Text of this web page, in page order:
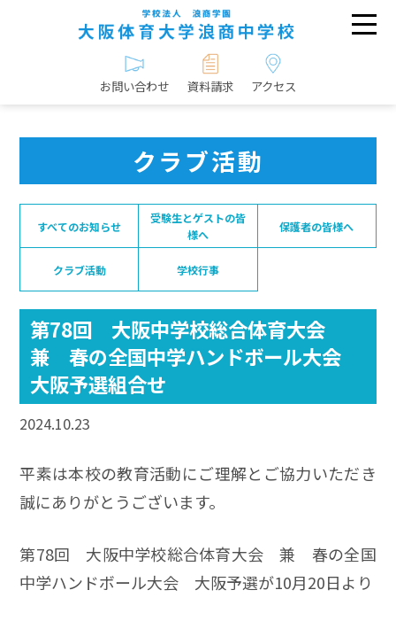
お問い合わせ 資料請求 アクセス
クラブ活動
すべてのお知らせ
受験生とゲストの皆
様へ
保護者の皆様へ
クラブ活動 学校行事
第78回 大阪中学校総合体育大会
兼 春の全国中学ハンドボール大会
大阪予選組合せ
2024.10.23
平素は本校の教育活動にご理解とご協力いただき
誠にありがとうございます。
第78回 大阪中学校総合体育大会 兼 春の全国
中学ハンドボール大会 大阪予選が10月20日より